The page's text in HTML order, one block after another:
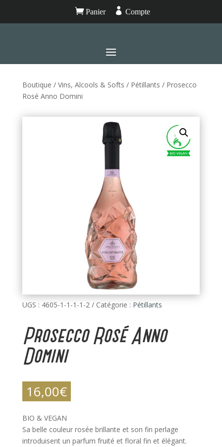
Panier  Compte
Boutique / Vins, Alcools & Softs / Pétillants / Prosecco
Rosé Anno Domini
UGS : 4605-1-1-1-1-2 Catégorie : Pétillants
Prosecco Rosé Anno
Domini
16,00€
BIO & VEGAN
Sa belle couleur rosée brillante et son fin perlage
introduisent un parfum fruité et floral fin et élégant.